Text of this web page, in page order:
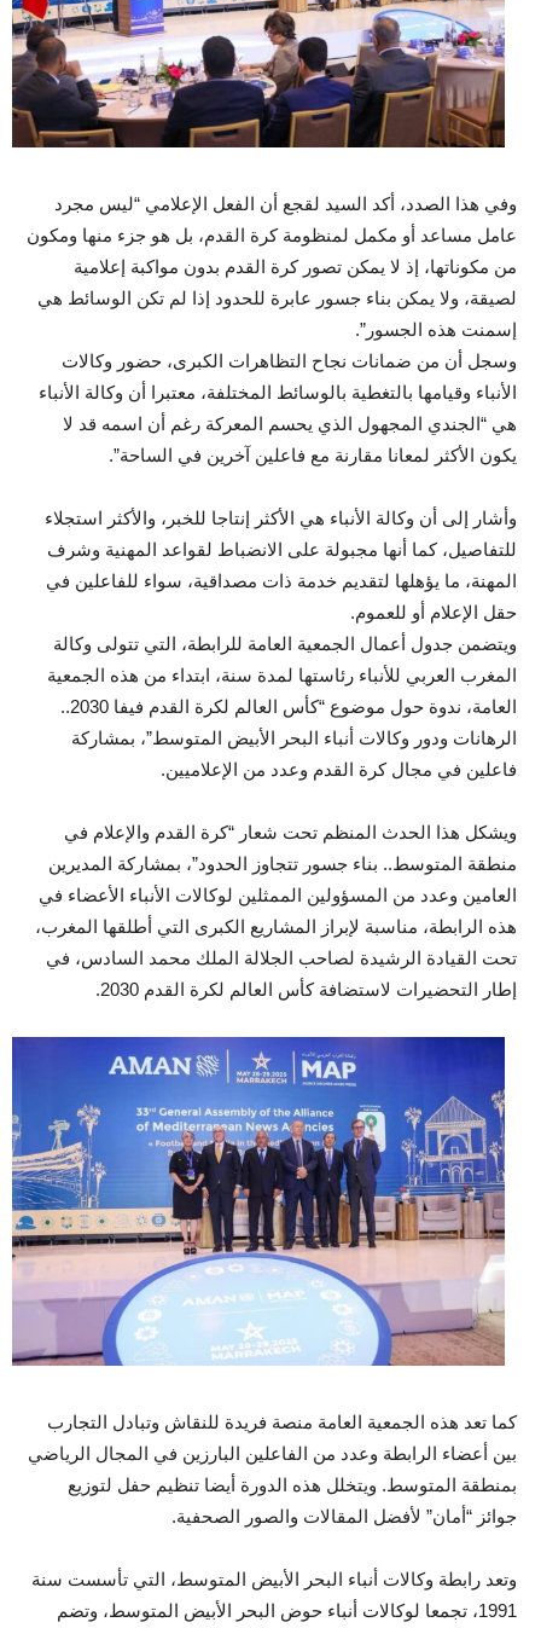
وفي هذا الصدد، أكد السيد لقجع أن الفعل الإعلامي “ليس مجرد
عامل مساعد أو مكمل لمنظومة كرة القدم، بل هو جزء منها ومكون
من مكوناتها، إذ لا يمكن تصور كرة القدم بدون مواكبة إعلامية
لصيقة، ولا يمكن بناء جسور عابرة للحدود إذا لم تكن الوسائط هي
إسمنت هذه الجسور”.
وسجل أن من ضمانات نجاح التظاهرات الكبرى، حضور وكالات
الأنباء وقيامها بالتغطية بالوسائط المختلفة، معتبرا أن وكالة الأنباء
هي “الجندي المجهول الذي يحسم المعركة رغم أن اسمه قد لا
يكون الأكثر لمعانا مقارنة مع فاعلين آخرين في الساحة”.
وأشار إلى أن وكالة الأنباء هي الأكثر إنتاجا للخبر، والأكثر استجلاء
للتفاصيل، كما أنها مجبولة على الانضباط لقواعد المهنية وشرف
المهنة، ما يؤهلها لتقديم خدمة ذات مصداقية، سواء للفاعلين في
حقل الإعلام أو للعموم.
ويتضمن جدول أعمال الجمعية العامة للرابطة، التي تتولى وكالة
المغرب العربي للأنباء رئاستها لمدة سنة، ابتداء من هذه الجمعية
العامة، ندوة حول موضوع “كأس العالم لكرة القدم فيفا 2030..
الرهانات ودور وكالات أنباء البحر الأبيض المتوسط”، بمشاركة
فاعلين في مجال كرة القدم وعدد من الإعلاميين.
ويشكل هذا الحدث المنظم تحت شعار “كرة القدم والإعلام في
منطقة المتوسط.. بناء جسور تتجاوز الحدود”، بمشاركة المديرين
العامين وعدد من المسؤولين الممثلين لوكالات الأنباء الأعضاء في
هذه الرابطة، مناسبة لإبراز المشاريع الكبرى التي أطلقها المغرب،
تحت القيادة الرشيدة لصاحب الجلالة الملك محمد السادس، في
إطار التحضيرات لاستضافة كأس العالم لكرة القدم 2030.
كما تعد هذه الجمعية العامة منصة فريدة للنقاش وتبادل التجارب
بين أعضاء الرابطة وعدد من الفاعلين البارزين في المجال الرياضي
بمنطقة المتوسط. ويتخلل هذه الدورة أيضا تنظيم حفل لتوزيع
جوائز “أمان” لأفضل المقالات والصور الصحفية.
وتعد رابطة وكالات أنباء البحر الأبيض المتوسط، التي تأسست سنة
1991، تجمعا لوكالات أنباء حوض البحر الأبيض المتوسط، وتضم